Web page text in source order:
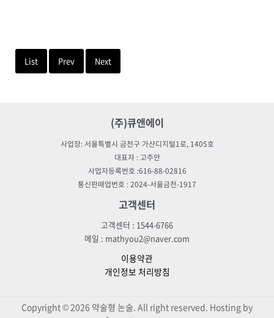
List Prev Next
(주)큐앤에이
사업장: 서울특별시 금천구 가산디지털1로, 1405호
대표자 : 고주안
사업자등록번호 :616-88-02816
통신판매업번호 : 2024-서울금천-1917
고객센터
고객센터 : 1544-6766
메일 : mathyou2@naver.com
이용약관
개인정보 처리방침
Copyright © 2026 약술형 논술. All right reserved. Hosting by